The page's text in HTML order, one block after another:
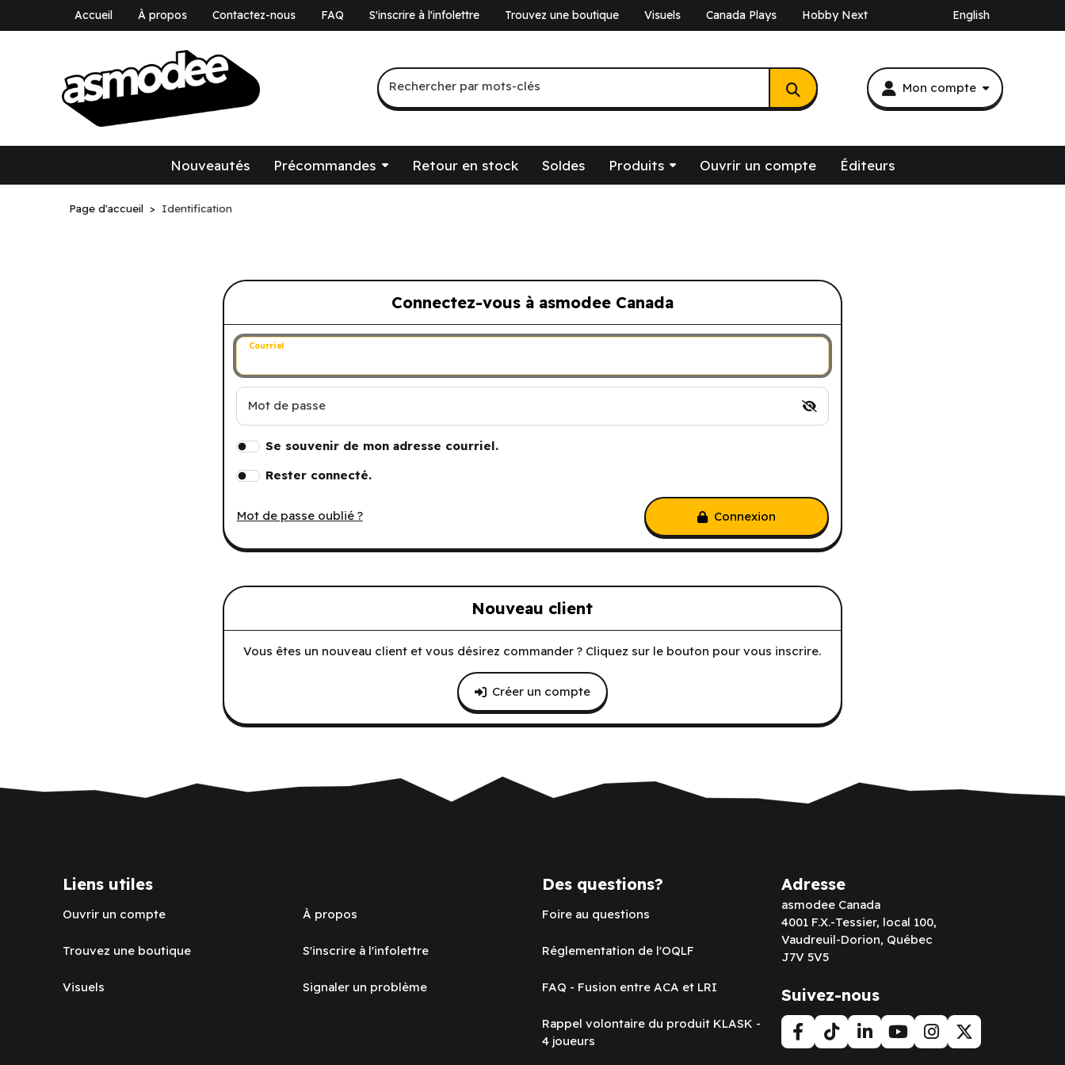
Accueil À propos Contactez-nous FAQ S'inscrire à l'infolettre Trouvez une boutique Visuels Canada Plays Hobby Next English
Mon compte
Recherche par mots-clés
Rechercher par mots-clés
Nouveautés Précommandes Retour en stock Soldes Produits Ouvrir un compte Éditeurs
Page d'accueil Identification
Connectez-vous à asmodee Canada
Connectez-vous à asmodee Canada
Courriel
Mot de passe
Se souvenir de mon adresse courriel.
Rester connecté.
Mot de passe oublié ? Connexion
Nouveau client
Vous êtes un nouveau client et vous désirez commander ? Cliquez sur le bouton pour vous inscrire.
Créer un compte
Liens utiles
Ouvrir un compte
Trouvez une boutique
Visuels
À propos
S'inscrire à l'infolettre
Signaler un problème
Des questions?
Foire au questions
Réglementation de l'OQLF
FAQ - Fusion entre ACA et LRI
Rappel volontaire du produit KLASK -
4 joueurs
Adresse
asmodee Canada
4001 F.X.-Tessier, local 100,
Vaudreuil-Dorion, Québec
J7V 5V5
Suivez-nous